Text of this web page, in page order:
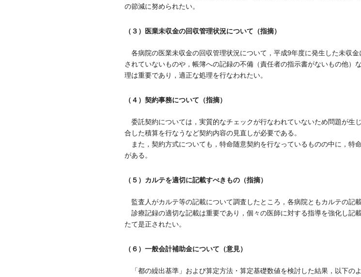
の節減に努められたい。
（３）医業未収金の回収管理状況について（指摘）
各病院の医業未収金の回収管理状況について，平成9年度に発生した未収
されていないものや，帳簿への記録の不備（責任者の指示書がないもの他）
理は重要であり，適正な処理を行なわれたい。
（４）契約事務について（指摘）
委託契約については，実質的なチェックが行なわれていないため問題が生
合した積算を行なうなど契約内容の見直しが必要である。
また，契約方式についても，特命随意契約を行なっているものの中に，特
がある。
（５）カルテを適切に記載すべきもの（指摘）
監査人がカルテ等の記載について調査したところ，各病院ともカルテの記
診療記録の適切な記載は重要であり，個々の医師に対する指導を強化し記
たて是正されたい。
（６）一般会計補助金について（意見）
「都の繰出基準」および算定方法・算定基礎数値を検討した結果，以下の